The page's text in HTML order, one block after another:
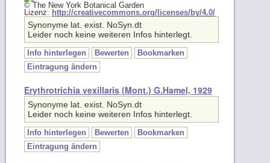
© The New York Botanical Garden
Lizenz: http://creativecommons.org/licenses/by/4.0/
Synonyme lat. exist. NoSyn.dt
Leider noch keine weiteren Infos hinterlegt.
Info hinterlegen Bewerten
Bookmarken
Eintragung ändern
Erythrotrichia vexillaris (Mont.) G.Hamel, 1929
Synonyme lat. exist. NoSyn.dt
Leider noch keine weiteren Infos hinterlegt.
Info hinterlegen Bewerten
Bookmarken
Eintragung ändern